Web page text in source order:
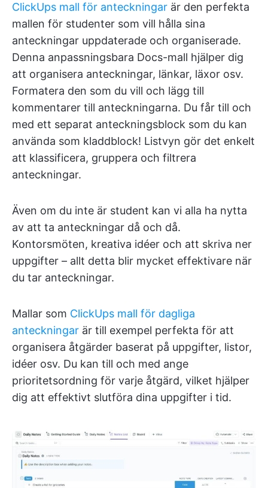
ClickUps mall för anteckningar är den perfekta
mallen för studenter som vill hålla sina
anteckningar uppdaterade och organiserade.
Denna anpassningsbara Docs-mall hjälper dig
att organisera anteckningar, länkar, läxor osv.
Formatera den som du vill och lägg till
kommentarer till anteckningarna. Du får till och
med ett separat anteckningsblock som du kan
använda som kladdblock! Listvyn gör det enkelt
att klassificera, gruppera och filtrera
anteckningar.
Även om du inte är student kan vi alla ha nytta
av att ta anteckningar då och då.
Kontorsmöten, kreativa idéer och att skriva ner
uppgifter – allt detta blir mycket effektivare när
du tar anteckningar.
Mallar som ClickUps mall för dagliga
anteckningar är till exempel perfekta för att
organisera åtgärder baserat på uppgifter, listor,
idéer osv. Du kan till och med ange
prioritetsordning för varje åtgärd, vilket hjälper
dig att effektivt slutföra dina uppgifter i tid.